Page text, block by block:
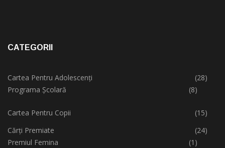
CATEGORII
Cartea Pentru Adolescenți
(28)
Programa Școlară
(8)
Cartea Pentru Copii
(15)
Cărți Premiate
(24)
Premiul Femina
(1)